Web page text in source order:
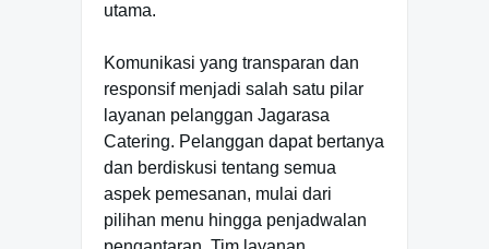
utama.
Komunikasi yang transparan dan
responsif menjadi salah satu pilar
layanan pelanggan Jagarasa
Catering. Pelanggan dapat bertanya
dan berdiskusi tentang semua
aspek pemesanan, mulai dari
pilihan menu hingga penjadwalan